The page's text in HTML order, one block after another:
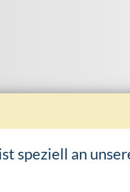
speziell an